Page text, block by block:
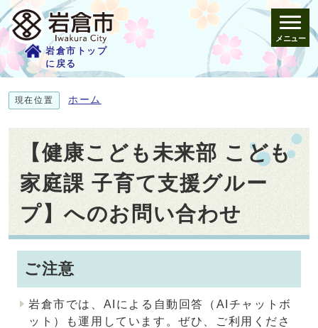
岩倉市トップ
に戻る
メニュー
現在位置 ホーム
【健康こども未来部 こども
家庭課 子育て支援グルー
プ】へのお問い合わせ
ご注意
岩倉市では、AIによる自動回答（AIチャットボ
ット）も運用しています。ぜひ、ご利用くださ